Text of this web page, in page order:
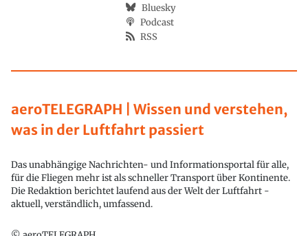
aeroTELEGRAPH | Wissen und verstehen,
was in der Luftfahrt passiert
Das unabhängige Nachrichten- und Informationsportal für alle,
für die Fliegen mehr ist als schneller Transport über Kontinente.
Die Redaktion berichtet laufend aus der Welt der Luftfahrt -
aktuell, verständlich, umfassend.
Bluesky
Podcast
RSS